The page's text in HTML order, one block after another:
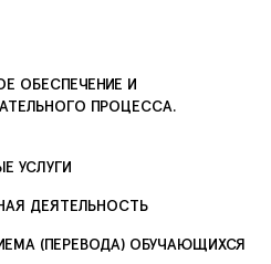
ОБЕСПЕЧЕНИЕ И
ПРОЦЕССА.
УСЛУГИ
ДЕЯТЕЛЬНОСТЬ
(ПЕРЕВОДА) ОБУЧАЮЩИХСЯ